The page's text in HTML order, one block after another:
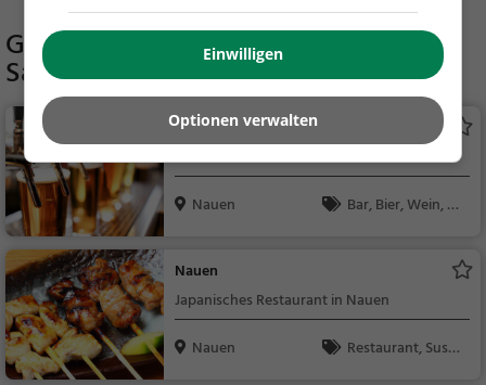
Gaststätten in der Nähe von
Salzgrotte Nauen
Zur Quelle
Bar in Nauen
Nauen
Bar, Bier, Wein, Sn
Nauen
Japanisches Restaurant in Nauen
Nauen
Restaurant, Sushi,
Einwilligen
Optionen verwalten